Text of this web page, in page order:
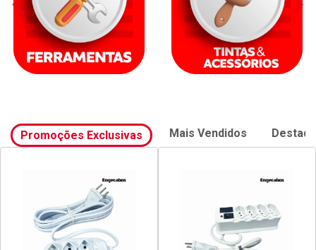
Promoções Exclusivas Mais Vendidos